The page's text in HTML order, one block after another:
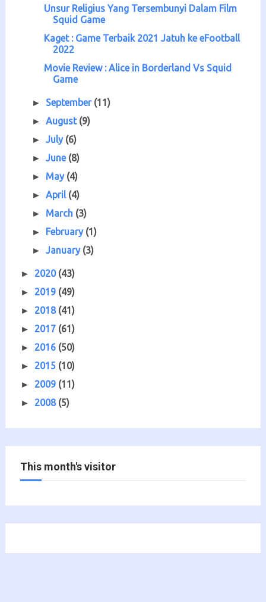
Unsur Religius Yang Tersembunyi Dalam Film
Squid Game
Kaget : Game Terbaik 2021 Jatuh ke eFootball
2022
Movie Review : Alice in Borderland Vs Squid
Game
►September (11)
►August (9)
►July (6)
►June (8)
► May (4)
►April (4)
► March (3)
► February (1)
►January (3)
► 2020 (43)
► 2019 (49)
► 2018 (41)
► 2017 (61)
► 2016 (50)
► 2015 (10)
► 2009 (11)
► 2008 (5)
This month's visitor